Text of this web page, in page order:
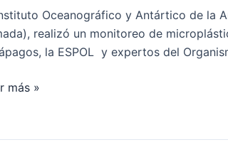
Oceanográfico y Antártico de la
realizó un monitoreo de
la ESPOL y expertos del
más »